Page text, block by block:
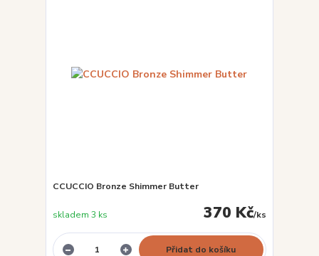
CCUCCIO Bronze Shimmer Butter
370 Kč/ks
skladem 3 ks
Přidat do košíku